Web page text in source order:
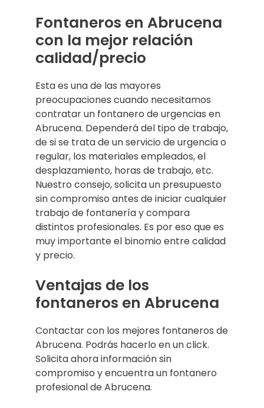
Fontaneros en Abrucena
con la mejor relación
calidad/precio
Esta es una de las mayores
preocupaciones cuando necesitamos
contratar un fontanero de urgencias en
Abrucena. Dependerá del tipo de trabajo,
de si se trata de un servicio de urgencia o
regular, los materiales empleados, el
desplazamiento, horas de trabajo, etc.
Nuestro consejo, solicita un presupuesto
sin compromiso antes de iniciar cualquier
trabajo de fontanería y compara
distintos profesionales. Es por eso que es
muy importante el binomio entre calidad
y precio.
Ventajas de los
fontaneros en Abrucena
Contactar con los mejores fontaneros de
Abrucena. Podrás hacerlo en un click.
Solicita ahora información sin
compromiso y encuentra un fontanero
profesional de Abrucena.